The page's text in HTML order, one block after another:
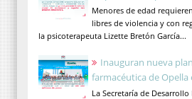
Menores de edad
libres de violencia y con
la psicoterapeuta Lizette Bretón García...
Inauguran nueva
farmacéutica de Opella
La Secretaría de